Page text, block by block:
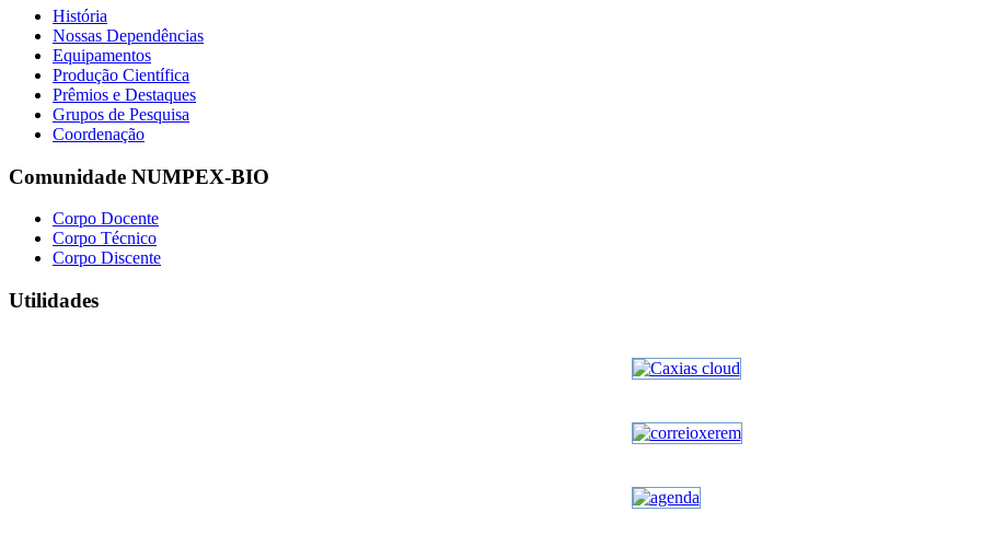
História
Nossas Dependências
Equipamentos
Produção Científica
Prêmios e Destaques
Grupos de Pesquisa
Coordenação
Comunidade NUMPEX-BIO
Corpo Docente
Corpo Técnico
Corpo Discente
Utilidades